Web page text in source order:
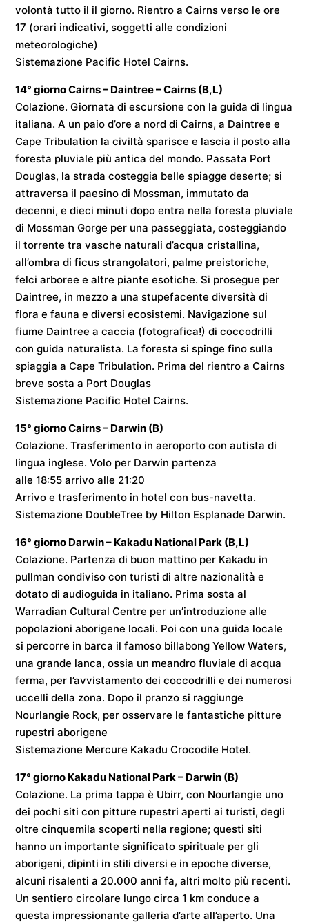
volontà tutto il il giorno. Rientro a Cairns verso le ore
17 (orari indicativi, soggetti alle condizioni
meteorologiche)
Sistemazione Pacific Hotel Cairns.
14° giornoCairns – Daintree – Cairns (B,L)
Colazione. Giornata di escursione con la guida di lingua
italiana. A un paio d’ore a nord di Cairns, a Daintree e
Cape Tribulation la civiltà sparisce e lascia il posto alla
foresta pluviale più antica del mondo. Passata Port
Douglas, la strada costeggia belle spiagge deserte; si
attraversa il paesino di Mossman, immutato da
decenni, e dieci minuti dopo entra nella foresta pluviale
di Mossman Gorge per una passeggiata, costeggiando
il torrente tra vasche naturali d’acqua cristallina,
all’ombra di ficus strangolatori, palme preistoriche,
felci arboree e altre piante esotiche. Si prosegue per
Daintree, in mezzo a una stupefacente diversità di
flora e fauna e diversi ecosistemi. Navigazione sul
fiume Daintree a caccia (fotografica!) di coccodrilli
con guida naturalista. La foresta si spinge fino sulla
spiaggia a Cape Tribulation. Prima del rientro a Cairns
breve sosta a Port Douglas
Sistemazione Pacific Hotel Cairns.
15° giornoCairns – Darwin (B)
Colazione. Trasferimento in aeroporto con autista di
lingua inglese. Volo per Darwin partenza
alle18:55 arrivo alle 21:20
Arrivo e trasferimento in hotel con bus-navetta.
Sistemazione DoubleTree by Hilton Esplanade Darwin.
16° giorno Darwin – Kakadu National Park (B,L)
Colazione. Partenza di buon mattino per Kakadu in
pullman condiviso con turisti di altre nazionalità e
dotato di audioguida in italiano. Prima sosta al
Warradian Cultural Centre per un’introduzione alle
popolazioni aborigene locali. Poi con una guida locale
si percorre in barca il famoso billabong Yellow Waters,
una grande lanca, ossia un meandro fluviale di acqua
ferma, per l’avvistamento dei coccodrilli e dei numerosi
uccelli della zona. Dopo il pranzo si raggiunge
Nourlangie Rock, per osservare le fantastiche pitture
rupestri aborigene
Sistemazione Mercure Kakadu Crocodile Hotel.
17° giorno Kakadu National Park – Darwin (B)
Colazione. La prima tappa è Ubirr, con Nourlangie uno
dei pochi siti con pitture rupestri aperti ai turisti, degli
oltre cinquemila scoperti nella regione; questi siti
hanno un importante significato spirituale per gli
aborigeni, dipinti in stili diversi e in epoche diverse,
alcuni risalenti a 20.000 anni fa, altri molto più recenti.
Un sentiero circolare lungo circa 1 km conduce a
questa impressionante galleria d’arte all’aperto. Una